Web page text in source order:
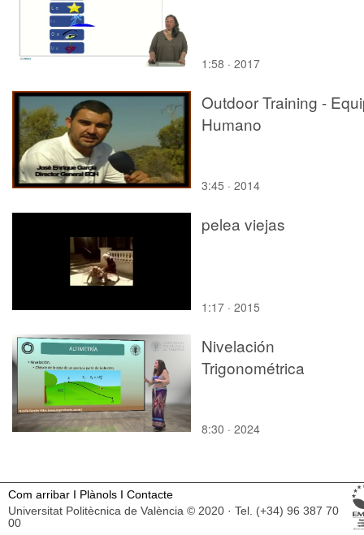
1:58 · 2017
Outdoor Training -
Humano
3:45 · 2014
pelea viejas
1:17 · 2015
Nivelación
Trigonométrica
8:30 · 2024
Com arribar I Plànols I Contacte
Universitat Politècnica de València © 2020 · Tel. (+34) 96 387 70
00